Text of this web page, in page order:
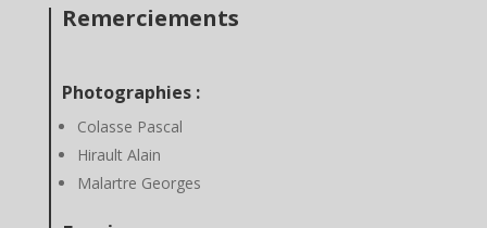
Remerciements
Photographies :
Colasse Pascal
Hirault Alain
Malartre Georges